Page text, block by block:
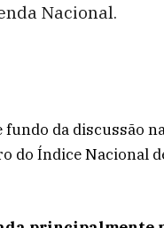
Nacional.
da discussão
do Índice Nacional